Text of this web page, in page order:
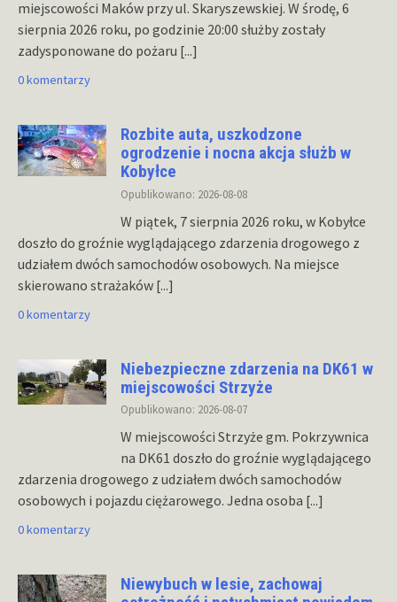
miejscowości Maków przy ul. Skaryszewskiej. W środę, 6
sierpnia 2026 roku, po godzinie 20:00 służby zostały
zadysponowane do pożaru [...]
0 komentarzy
Rozbite auta, uszkodzone
ogrodzenie i nocna akcja służb w
Kobyłce
Opublikowano: 2026-08-08
W piątek, 7 sierpnia 2026 roku, w Kobyłce
doszło do groźnie wyglądającego zdarzenia drogowego z
udziałem dwóch samochodów osobowych. Na miejsce
skierowano strażaków [...]
0 komentarzy
Niebezpieczne zdarzenia na DK61 w
miejscowości Strzyże
Opublikowano: 2026-08-07
W miejscowości Strzyże gm. Pokrzywnica
na DK61 doszło do groźnie wyglądającego
zdarzenia drogowego z udziałem dwóch samochodów
osobowych i pojazdu ciężarowego. Jedna osoba [...]
0 komentarzy
Niewybuch w lesie, zachowaj